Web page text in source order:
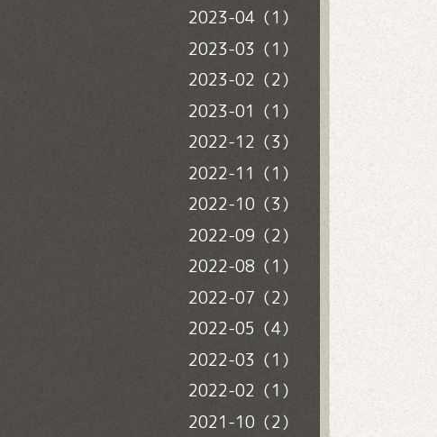
2023-04（1）
2023-03（1）
2023-02（2）
2023-01（1）
2022-12（3）
2022-11（1）
2022-10（3）
2022-09（2）
2022-08（1）
2022-07（2）
2022-05（4）
2022-03（1）
2022-02（1）
2021-10（2）